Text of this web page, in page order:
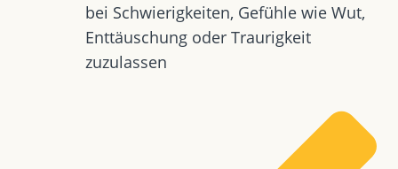
bei Schwierigkeiten, Gefühle wie Wut,
Enttäuschung oder Traurigkeit
zuzulassen